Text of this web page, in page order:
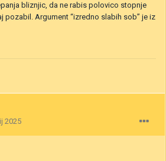
bliznjic, da ne rabis polovico stopnje
pozabil. Argument “izredno slabih sob” je iz
2025